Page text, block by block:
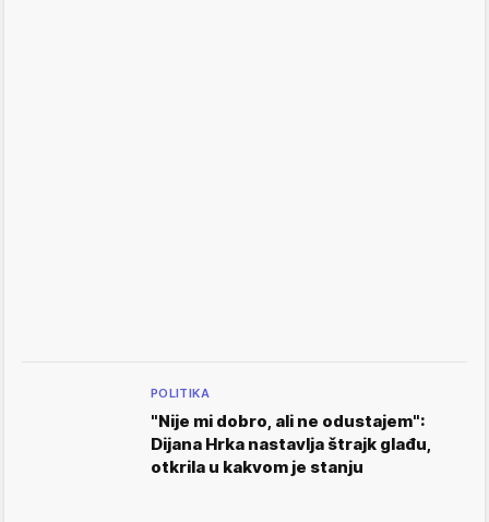
POLITIKA
"Nije mi dobro, ali ne odustajem":
Dijana Hrka nastavlja štrajk glađu,
otkrila u kakvom je stanju